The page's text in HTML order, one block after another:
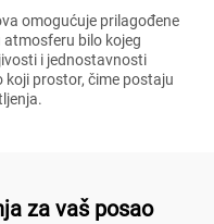
omogućuje prilagođene
bilo kojeg
i jednostavnosti
koji prostor, čime postaju
za vaš posao